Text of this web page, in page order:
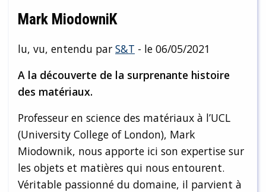
Mark MiodowniK
lu, vu, entendu par S&T - le 06/05/2021
A la découverte de la surprenante histoire
des matériaux.
Professeur en science des matériaux à l’UCL
(University College of London), Mark
Miodownik, nous apporte ici son expertise sur
les objets et matières qui nous entourent.
Véritable passionné du domaine, il parvient à